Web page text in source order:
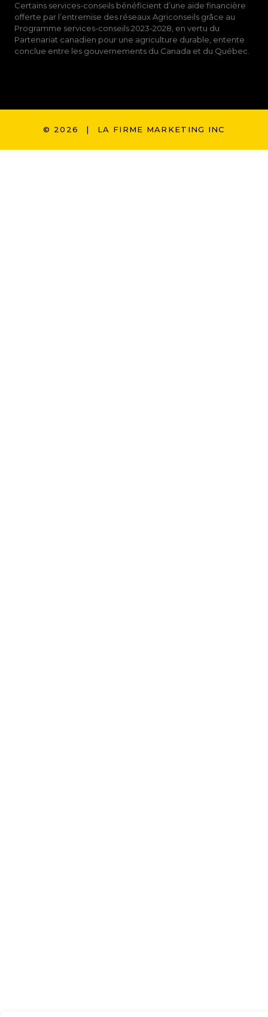
Certains services-conseils bénéficient d’une aide financière
offerte par l’entremise des réseaux Agriconseils grâce au
Programme services-conseils 2023-2028, en vertu du
Partenariat canadien pour une agriculture durable, entente
conclue entre les gouvernements du Canada et du Québec.
© 2026 | LA FIRME MARKETING INC